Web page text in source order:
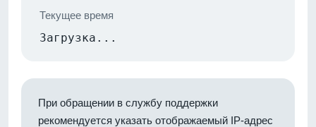
Текущее время
Загрузка...
При обращении в службу поддержки
рекомендуется указать отображаемый IP-адрес